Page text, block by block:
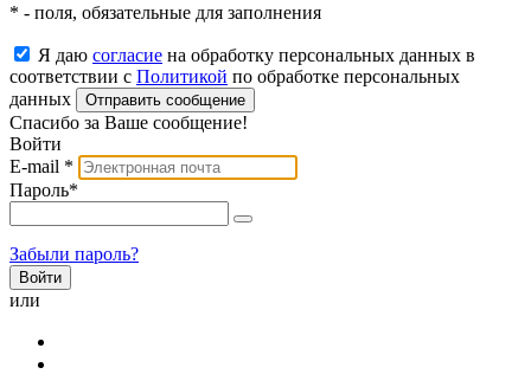
* - поля, обязательные для заполнения
Я даю согласие на обработку персональных данных в
соответствии с Политикой по обработке персональных
данных
Отправить сообщение
Спасибо за Ваше сообщение!
Войти
E-mail *
Пароль*
Забыли пароль?
или